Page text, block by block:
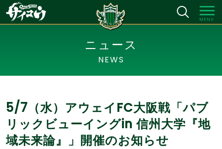
MENU
ニュース
NEWS
5/7（水）アウェイFC大阪戦「パブ
リックビューイングin 信州大学『地
域未来論』」開催のお知らせ